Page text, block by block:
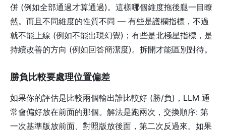
併 (例如全部通過才算通過)。這樣哪個維度拖後腿一目瞭
然。而且不同維度的性質不同 — 有些是護欄指標，不過
就不能上線 (例如不能出現幻覺)；有些是北極星指標，是
持續改善的方向 (例如回答簡潔度)。拆開才能區別對待。
勝負比較要處理位置偏差
如果你的評估是比較兩個輸出誰比較好 (勝/負)，LLM 通
常會偏好放在前面的那個。解法是跑兩次，交換順序: 第
一次基準版放前面、對照版放後面，第二次反過來。如果